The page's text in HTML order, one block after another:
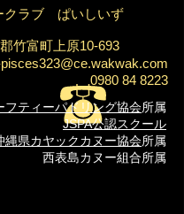
クラブ ぱいしいず
竹富町上原10-693
0980 84 8223
フティーパドリング協会所属
JSPA公認スクール
縄県カヤックカヌー協会所属
西表島カヌー組合所属